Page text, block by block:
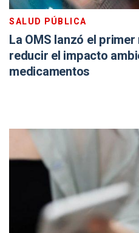
SALUD PÚBLICA
La OMS lanzó el
reducir el impacto
medicamentos